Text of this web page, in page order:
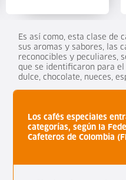
Es así como, esta clase de
sus aromas y sabores, las
reconocibles y peculiares,
que se identificaron para
dulce, chocolate, nueces,
Los cafés especiales
categorías, según la
Cafeteros de Colombia